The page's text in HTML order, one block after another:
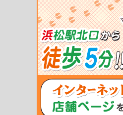
石場駅 島ノ関駅 浜大津駅 三井
穴太駅 松ノ馬場駅 坂本駅
鳥居本駅 彦根口駅 高宮駅 尼子駅
長谷野駅 大学前駅 京セラ前
水口松尾駅 水口駅 水口石橋駅 水口
スクリーン駅
新八日市駅 太郎坊宮前駅 市
勅旨駅 玉桂寺前駅 信楽駅